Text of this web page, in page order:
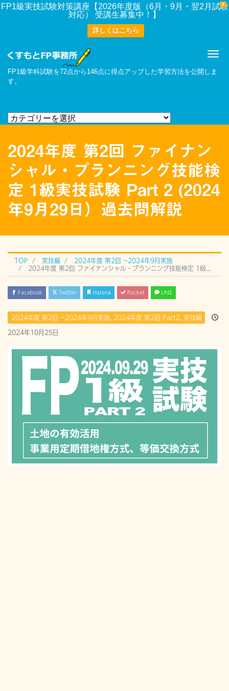
X
FP1級実技試験対策講座【2026年度版（6月・9月・翌2月試験
対応） 受講生募集中！】
詳しくはこちら
FP1級学科試験を72点から146点に得点アップした学習方法を公開しま
す。
2024年度 第2回 ファイナン
シャル・プランニング技能検
定 1級実技試験 Part 2 (2024
年9月29日）過去問解説
TOP 実技編
2024年度 第2回 ~2024年9月実施
Facebook Twitter Hatena Pocket LINE
2024年度 第2回 ~2024年9月実施, 2024年度 第2回 Part2, 実技編
2024年10月25日